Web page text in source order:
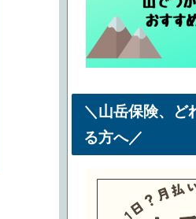
＼山岳保険、ど
る方へ／